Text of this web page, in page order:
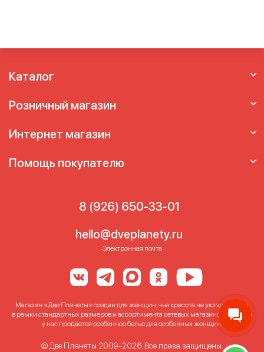
Каталог
Розничный магазин
Интернет магазин
Помощь покупателю
8 (926) 650-33-01
hello@dveplanety.ru
Электронная почта
Магазин «Две Планеты» создан для женщин, чья красота не укладывается
в рамки стандартных размеров и ассортимента сетевых магазинов. Именно
у нас продается особенное белье для особенных женщин!
© Две Планеты 2009-2026. Все права защищены.